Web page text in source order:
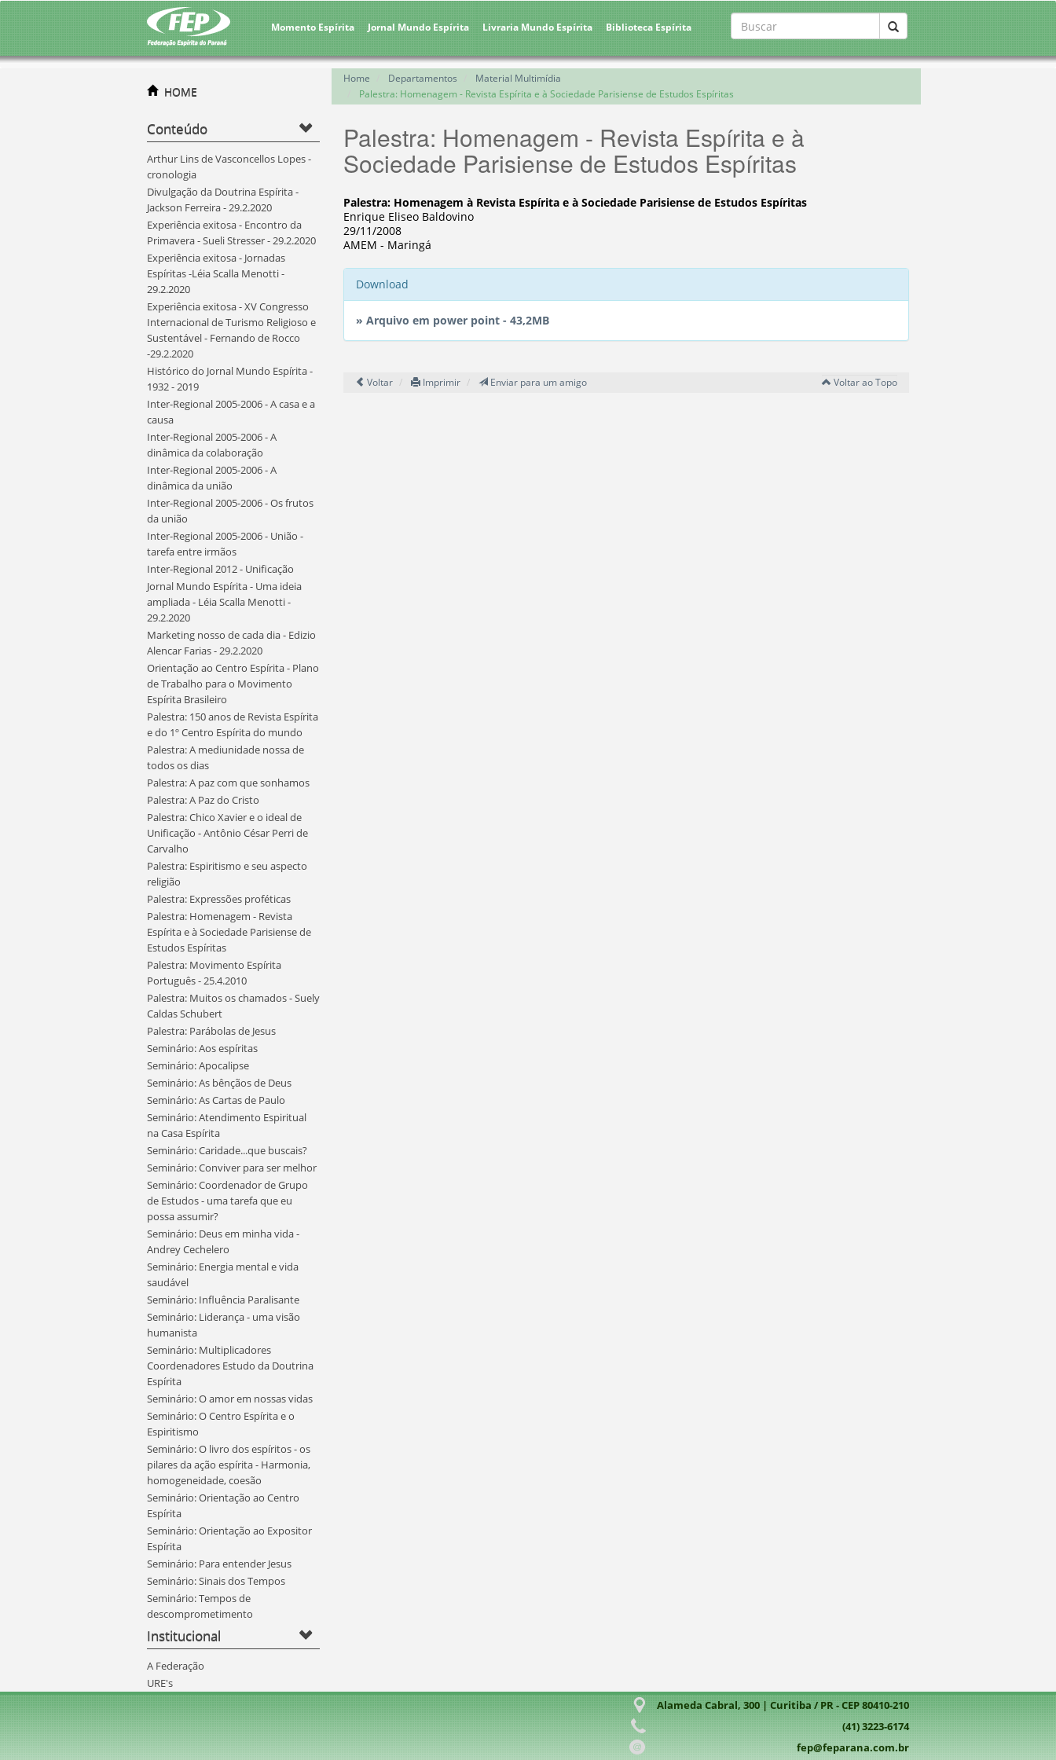
Momento Espírita Jornal Mundo Espírita Livraria Mundo Espírita Biblioteca Espírita
HOME
Conteúdo
Arthur Lins de Vasconcellos Lopes -
cronologia
Divulgação da Doutrina Espírita -
Jackson Ferreira - 29.2.2020
Experiência exitosa - Encontro da
Primavera - Sueli Stresser - 29.2.2020
Experiência exitosa - Jornadas
Espíritas -Léia Scalla Menotti -
29.2.2020
Experiência exitosa - XV Congresso
Internacional de Turismo Religioso e
Sustentável - Fernando de Rocco
-29.2.2020
Histórico do Jornal Mundo Espírita -
1932 - 2019
Inter-Regional 2005-2006 - A casa e a
causa
Inter-Regional 2005-2006 - A
dinâmica da colaboração
Inter-Regional 2005-2006 - A
dinâmica da união
Inter-Regional 2005-2006 - Os frutos
da união
Inter-Regional 2005-2006 - União -
tarefa entre irmãos
Inter-Regional 2012 - Unificação
Jornal Mundo Espírita - Uma ideia
ampliada - Léia Scalla Menotti -
29.2.2020
Marketing nosso de cada dia - Edizio
Alencar Farias - 29.2.2020
Orientação ao Centro Espírita - Plano
de Trabalho para o Movimento
Espírita Brasileiro
Palestra: 150 anos de Revista Espírita
e do 1º Centro Espírita do mundo
Palestra: A mediunidade nossa de
todos os dias
Palestra: A paz com que sonhamos
Palestra: A Paz do Cristo
Palestra: Chico Xavier e o ideal de
Unificação - Antônio César Perri de
Carvalho
Palestra: Espiritismo e seu aspecto
religião
Palestra: Expressões proféticas
Palestra: Homenagem - Revista
Espírita e à Sociedade Parisiense de
Estudos Espíritas
Palestra: Movimento Espírita
Português - 25.4.2010
Palestra: Muitos os chamados - Suely
Caldas Schubert
Palestra: Parábolas de Jesus
Seminário: Aos espíritas
Seminário: Apocalipse
Seminário: As bênçãos de Deus
Seminário: As Cartas de Paulo
Seminário: Atendimento Espiritual
na Casa Espírita
Seminário: Caridade...que buscais?
Seminário: Conviver para ser melhor
Seminário: Coordenador de Grupo
de Estudos - uma tarefa que eu
possa assumir?
Seminário: Deus em minha vida -
Andrey Cechelero
Seminário: Energia mental e vida
saudável
Seminário: Influência Paralisante
Seminário: Liderança - uma visão
humanista
Seminário: Multiplicadores
Coordenadores Estudo da Doutrina
Espírita
Seminário: O amor em nossas vidas
Seminário: O Centro Espírita e o
Espiritismo
Seminário: O livro dos espíritos - os
pilares da ação espírita - Harmonia,
homogeneidade, coesão
Seminário: Orientação ao Centro
Espírita
Seminário: Orientação ao Expositor
Espírita
Seminário: Para entender Jesus
Seminário: Sinais dos Tempos
Seminário: Tempos de
descomprometimento
Institucional
A Federação
URE's
Home Departamentos
Material Multimídia
Palestra: Homenagem - Revista Espírita e à Sociedade Parisiense de Estudos Espíritas
Palestra: Homenagem - Revista Espírita e à
Sociedade Parisiense de Estudos Espíritas
Palestra: Homenagem à Revista Espírita e à Sociedade Parisiense de Estudos Espíritas
Enrique Eliseo Baldovino
29/11/2008
AMEM - Maringá
Download
» Arquivo em power point - 43,2MB
Voltar Imprimir Enviar para um amigo Voltar ao Topo
Alameda Cabral, 300 | Curitiba / PR - CEP 80410-210
(41) 3223-6174
fep@feparana.com.br